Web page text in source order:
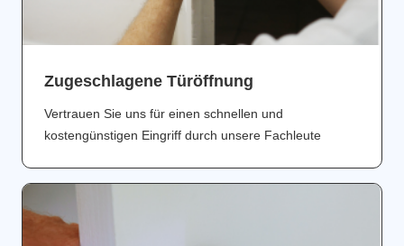
Zugeschlagene Türöffnung
Vertrauen Sie uns für einen schnellen und
kostengünstigen Eingriff durch unsere Fachleute